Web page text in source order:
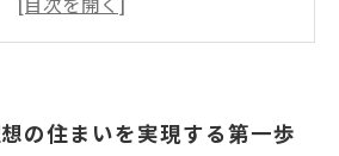
心構え: 信頼できるパートナーを
の住まいを実現する第一歩